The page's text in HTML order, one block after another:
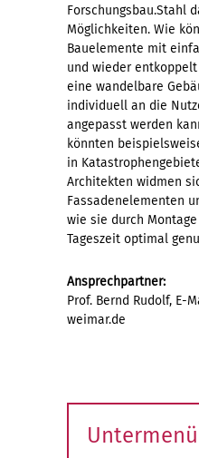
Forschungsbau.Stahl
Möglichkeiten. Wie
Bauelemente mit
und wieder
eine wandelbare
individuell an die
angepasst werden
könnten
in
Architekten widmen
Fassadenelementen
wie sie durch
Tageszeit optimal
Ansprechpartner:
Prof. Bernd Rudolf, E-
weimar.de
Untermenü